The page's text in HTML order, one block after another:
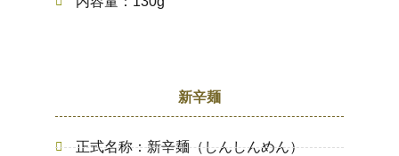
新辛麺
正式名称：新辛麺（しんしんめん）